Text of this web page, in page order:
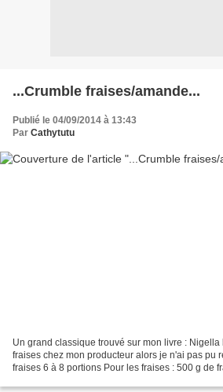
...Crumble fraises/amande...
Publié le 04/09/2014 à 13:43
Par Cathytutu
Un grand classique trouvé sur mon livre : Nigella
fraises chez mon producteur alors je n'ai pas pu
fraises 6 à 8 portions Pour les fraises : 500 g de